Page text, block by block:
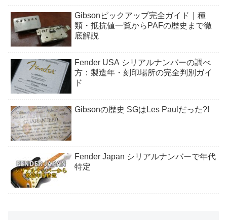
Gibsonピックアップ完全ガイド｜種
類・抵抗値一覧からPAFの歴史まで徹
底解説
Fender USA シリアルナンバーの調べ
方：製造年・刻印場所の完全判別ガイ
ド
Gibsonの歴史 SGはLes Paulだった?!
Fender Japan シリアルナンバーで年代
特定